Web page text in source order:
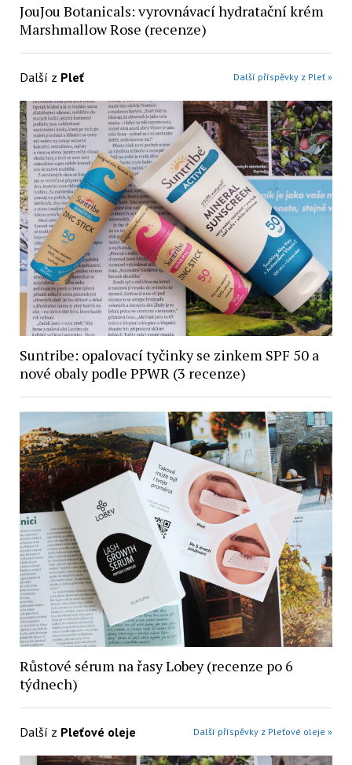
JouJou Botanicals: vyrovnávací hydratační krém
Marshmallow Rose (recenze)
Další z Pleť Další příspěvky z Pleť »
Suntribe: opalovací tyčinky se zinkem SPF 50 a
nové obaly podle PPWR (3 recenze)
Růstové sérum na řasy Lobey (recenze po 6
týdnech)
Další z Pleťové oleje Další příspěvky z Pleťové oleje »